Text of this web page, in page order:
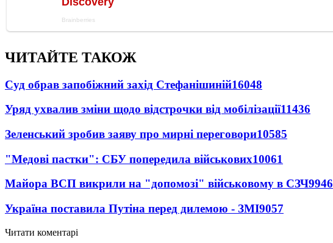
ЧИТАЙТЕ ТАКОЖ
Суд обрав запобіжний захід Стефанішиній16048
Уряд ухвалив зміни щодо відстрочки від мобілізації11436
Зеленський зробив заяву про мирні переговори10585
"Медові пастки": СБУ попередила військових10061
Майора ВСП викрили на "допомозі" військовому в СЗЧ9946
Україна поставила Путіна перед дилемою - ЗМІ9057
Читати коментарі